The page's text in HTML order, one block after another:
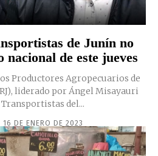
de Junín no
nacional de este jueves
Productores Agropecuarios de
liderado por Ángel Misayauri
del...
16 DE ENERO DE 2023